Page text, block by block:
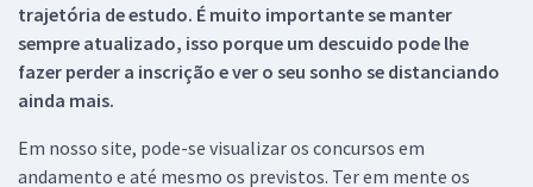
trajetória de estudo. É muito importante se manter
sempre atualizado, isso porque um descuido pode lhe
fazer perder a inscrição e ver o seu sonho se distanciando
ainda mais.
Em nosso site, pode-se visualizar os concursos em
andamento e até mesmo os previstos. Ter em mente os